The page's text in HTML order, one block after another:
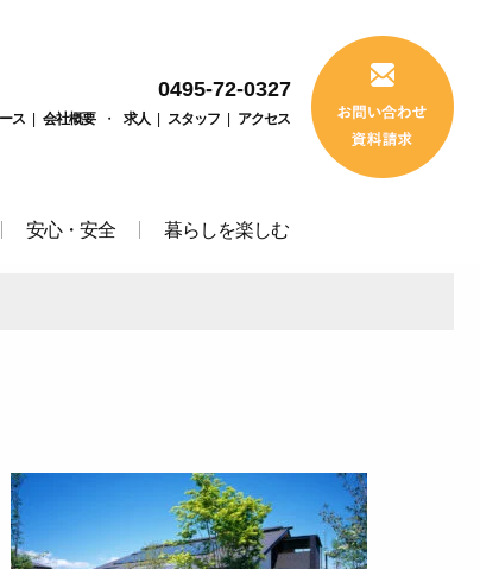
0495-72-0327
ス 会社概要 ・ 求人 スタッフ アクセス
安心・安全 暮らしを楽しむ